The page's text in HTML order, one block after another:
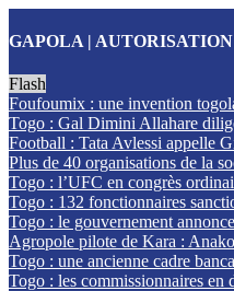
GAPOLA | AUTORISATION
Flash
Foufoumix : une invention
Togo : Gal Dimini Allahare
Football : Tata Avlessi appelle
Plus de 40 organisations de la
Togo : l’UFC en congrès
Togo : 132 fonctionnaires
Togo : le gouvernement
Agropole pilote de Kara :
Togo : une ancienne cadre
Togo : les commissionnaires en